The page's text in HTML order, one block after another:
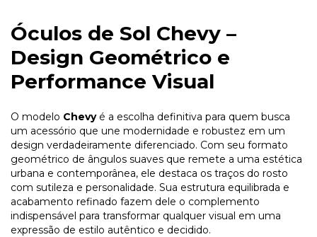
Óculos de Sol Chevy –
Design Geométrico e
Performance Visual
O modelo Chevyé a escolha definitiva para quem busca
um acessório que une modernidade e robustez em um
design verdadeiramente diferenciado. Com seu formato
geométrico de ângulos suaves que remete a uma estética
urbana e contemporânea, ele destaca os traços do rosto
com sutileza e personalidade. Sua estrutura equilibrada e
acabamento refinado fazem dele o complemento
indispensável para transformar qualquer visual em uma
expressão de estilo autêntico e decidido.